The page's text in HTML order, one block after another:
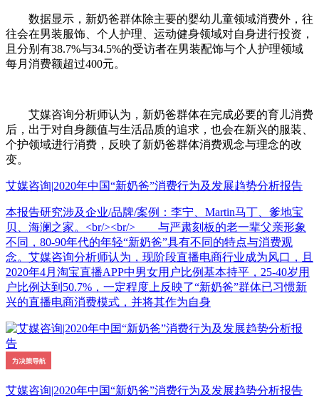
数据显示，新奶爸群体除主要的婴幼儿童领域消费外，往
往会在男装服饰、个人护理、运动健身领域对自身进行投资，
且分别有38.7%与34.5%的受访者在男装配饰与个人护理领域
每月消费额超过400元。
艾媒咨询分析师认为，新奶爸群体在完成必要的育儿消费
后，出于对自身颜值与生活品质的追求，也会在新兴的服装、
个护领域进行消费，反映了新奶爸群体消费观念与理念的改
变。
艾媒咨询|2020年中国“新奶爸”消费行为及发展趋势分析报告
本报告研究涉及企业/品牌/案例：李宁、Martin马丁、爹地宝
贝、海澜之家。<br/><br/> 与严肃刻板的老一辈父亲形象
不同，80-90年代的年轻“新奶爸”具有不同的特点与消费观
念。艾媒咨询分析师认为，现阶段直播电商行业成为风口，且
2020年4月淘宝直播APP中男女用户比例基本持平，25-40岁用
户比例达到50.7%，一定程度上反映了“新奶爸”群体已习惯新
兴的直播电商消费模式，并将其作为自身
艾媒咨询|2020年中国“新奶爸”消费行为及发展趋势分析报告